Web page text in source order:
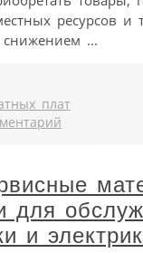
ресурсов и
...
плат
для
и